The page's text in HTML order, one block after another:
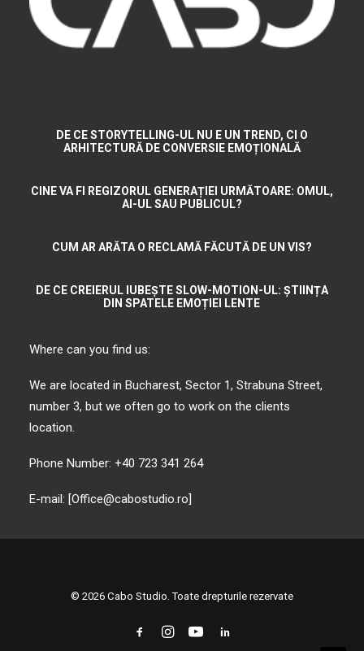
DE CE STORYTELLING-UL NU E UN TREND, CI O
ARHITECTURĂ DE CONVERSIE EMOȚIONALĂ
CINE VA FI REGIZORUL GENERAȚIEI URMĂTOARE: OMUL,
AI-UL SAU PUBLICUL?
CUM AR ARĂTA O RECLAMĂ FĂCUTĂ DE UN VIS?
DE CE CREIERUL IUBEȘTE SLOW-MOTION-UL: ȘTIINȚA
DIN SPATELE EMOȚIEI LENTE
Where can you find us:
We are located in Bucharest, Sector 1, Strabuna Street,
number 3, but we often go to work on the clients
location.
Phone Number: +40 723 341 264
E-mail: [Office@cabostudio.ro]
© 2026 Cabo Studio. Toate drepturile rezervate